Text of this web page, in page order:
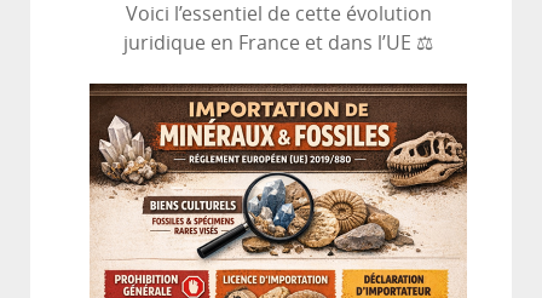
Voici l’essentiel de cette évolution
juridique en France et dans l’UE ⚖️